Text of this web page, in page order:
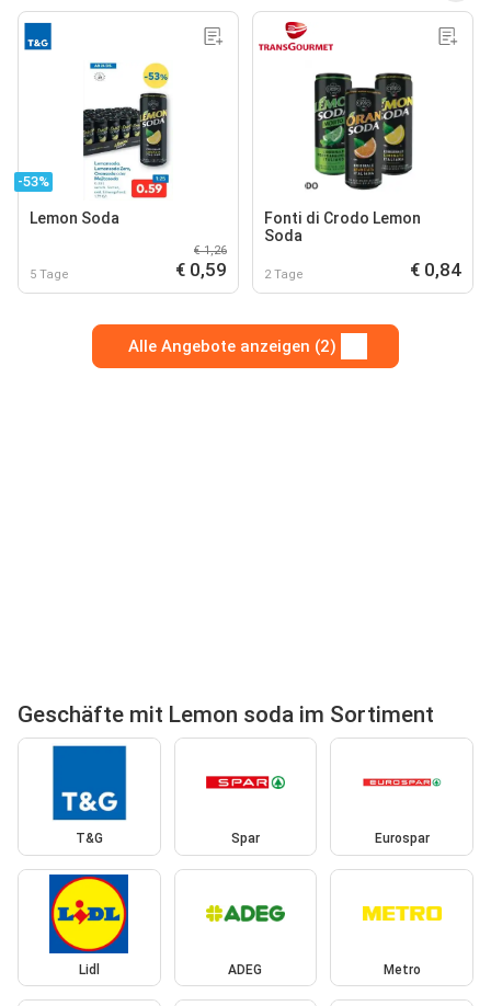
-53%
Lemon Soda
5 Tage
€ 1,26
€ 0,59
Fonti di Crodo Lemon
Soda
2 Tage € 0,84
Alle Angebote anzeigen (2)
Geschäfte mit Lemon soda im Sortiment
T&G Spar Eurospar
Lidl ADEG Metro